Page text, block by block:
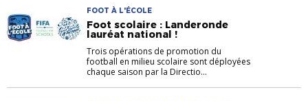
FOOT À L'ÉCOLE
Foot scolaire : Landeronde
lauréat national !
Trois opérations de promotion du
football en milieu scolaire sont déployées
chaque saison par la Directio...